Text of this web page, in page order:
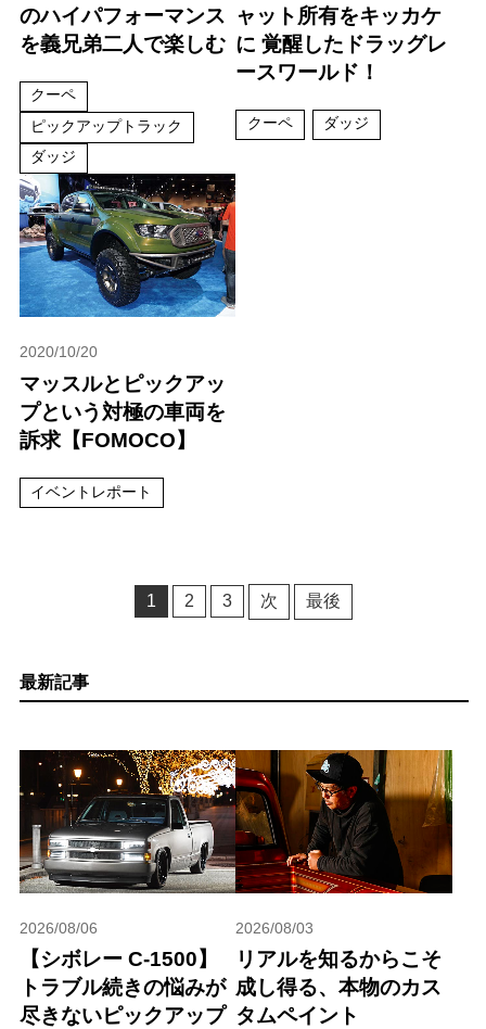
のハイパフォーマンス
を義兄弟二人で楽しむ
クーペ
ピックアップトラック
ダッジ
ャット所有をキッカケ
に 覚醒したドラッグレ
ースワールド！
クーペ ダッジ
2020/10/20
マッスルとピックアッ
プという対極の車両を
訴求【FOMOCO】
イベントレポート
1 2 3 次 最後
最新記事
2026/08/06
【シボレー C-1500】
トラブル続きの悩みが
尽きないピックアップ
2026/08/03
リアルを知るからこそ
成し得る、本物のカス
タムペイント